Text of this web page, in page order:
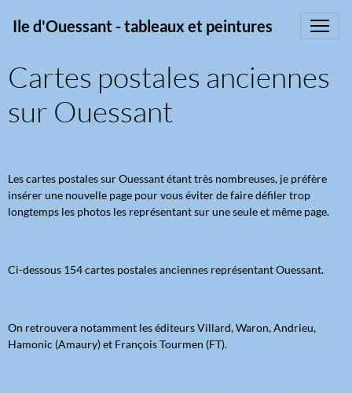
Ile d'Ouessant - tableaux et peintures
Cartes postales anciennes
sur Ouessant
Les cartes postales sur Ouessant étant très nombreuses, je préfère
insérer une nouvelle page pour vous éviter de faire défiler trop
longtemps les photos les représentant sur une seule et même page.
Ci-dessous 154 cartes postales anciennes représentant Ouessant.
On retrouvera notamment les éditeurs Villard, Waron, Andrieu,
Hamonic (Amaury) et François Tourmen (FT).